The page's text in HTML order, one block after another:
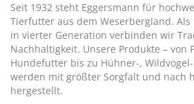
Seit 1932 steht Eggersmann für
Tierfutter aus dem Weserbergland.
in vierter Generation verbinden wir
Nachhaltigkeit. Unsere Produkte – von
Hundefutter bis zu Hühner-,
werden mit größter Sorgfalt und nach
hergestellt.